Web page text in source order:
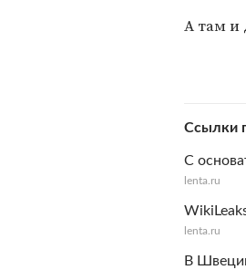
А там и
Ссылки
С
lenta.ru
lenta.ru
В